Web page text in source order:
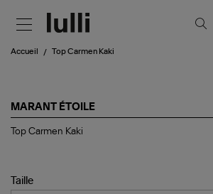
Accueil Top Carmen Kaki
MARANT ÉTOILE
Top
Top Carmen Kaki
Taille